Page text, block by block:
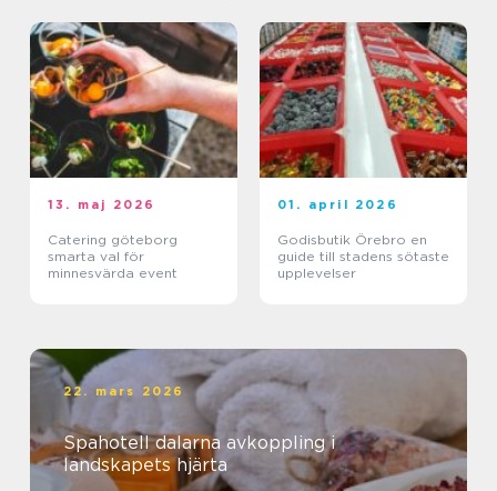
13. maj 2026
Catering göteborg
smarta val för
minnesvärda event
01. april 2026
Godisbutik Örebro en
guide till stadens sötaste
upplevelser
22. mars 2026
Spahotell dalarna avkoppling i
landskapets hjärta